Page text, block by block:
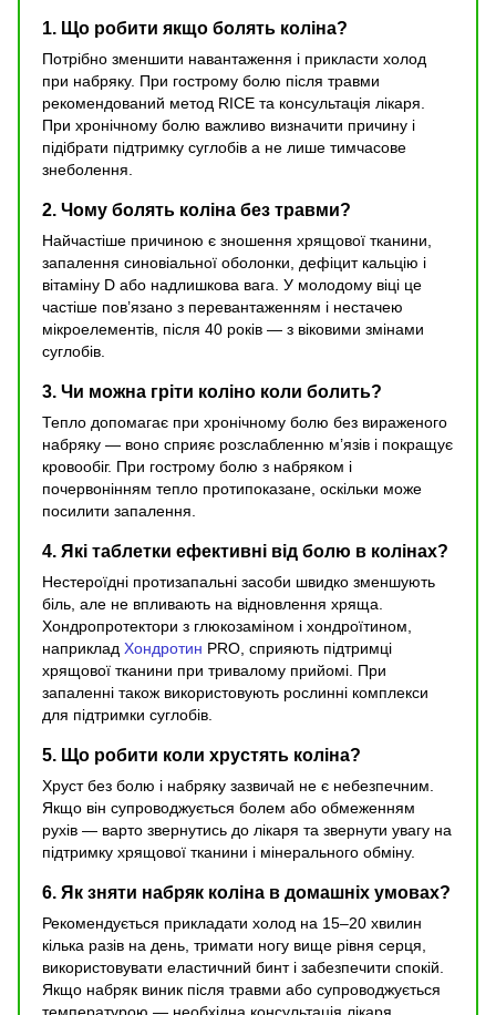
1. Що робити якщо болять коліна?
Потрібно зменшити навантаження і прикласти холод
при набряку. При гострому болю після травми
рекомендований метод RICE та консультація лікаря.
При хронічному болю важливо визначити причину і
підібрати підтримку суглобів а не лише тимчасове
знеболення.
2. Чому болять коліна без травми?
Найчастіше причиною є зношення хрящової тканини,
запалення синовіальної оболонки, дефіцит кальцію і
вітаміну D або надлишкова вага. У молодому віці це
частіше пов’язано з перевантаженням і нестачею
мікроелементів, після 40 років — з віковими змінами
суглобів.
3. Чи можна гріти коліно коли болить?
Тепло допомагає при хронічному болю без вираженого
набряку — воно сприяє розслабленню м’язів і покращує
кровообіг. При гострому болю з набряком і
почервонінням тепло протипоказане, оскільки може
посилити запалення.
4. Які таблетки ефективні від болю в колінах?
Нестероїдні протизапальні засоби швидко зменшують
біль, але не впливають на відновлення хряща.
Хондропротектори з глюкозаміном і хондроїтином,
наприклад Хондротин PRO, сприяють підтримці
хрящової тканини при тривалому прийомі. При
запаленні також використовують рослинні комплекси
для підтримки суглобів.
5. Що робити коли хрустять коліна?
Хруст без болю і набряку зазвичай не є небезпечним.
Якщо він супроводжується болем або обмеженням
рухів — варто звернутись до лікаря та звернути увагу на
підтримку хрящової тканини і мінерального обміну.
6. Як зняти набряк коліна в домашніх умовах?
Рекомендується прикладати холод на 15–20 хвилин
кілька разів на день, тримати ногу вище рівня серця,
використовувати еластичний бинт і забезпечити спокій.
Якщо набряк виник після травми або супроводжується